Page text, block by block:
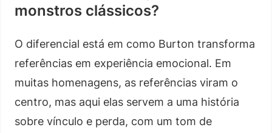
monstros clássicos?
O diferencial está em como Burton transforma
referências em experiência emocional. Em
muitas homenagens, as referências viram o
centro, mas aqui elas servem a uma história
sobre vínculo e perda, com um tom de